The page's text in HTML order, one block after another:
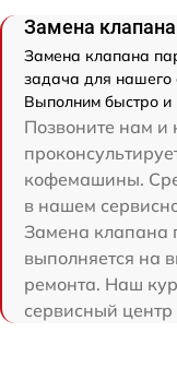
Замена
Замена клапана
задача для нашего
Выполним быстро и
Позвоните нам и
кофемашины.
в нашем
Замена клапана
выполняется на
ремонта. Наш
сервисный центр